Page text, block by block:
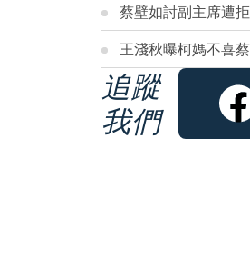
蔡壁如討副主席遭
王淺秋曝柯媽不喜
追蹤
我們